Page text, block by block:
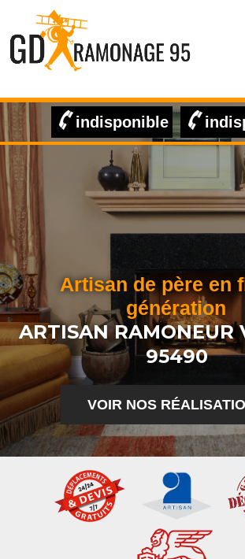
indisponible
Artisan de père en
génération
ARTISAN RAMONEUR
95490
VOIR NOS